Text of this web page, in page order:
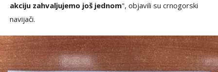
akciju zahvaljujemo još jednom", objavili su crnogorski
navijači.